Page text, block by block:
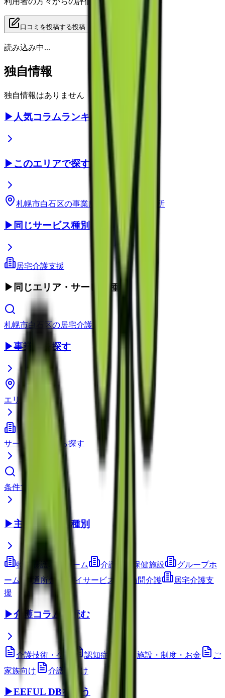
口コミを投稿する投稿
読み込み中...
独自情報
独自情報はありません
▶ 人気コラムランキング
▶このエリアで探す
札幌市白石区の事業所 の事業所
▶ 同じサービス種別
居宅介護支援
▶ 同じエリア・サービス種別
札幌市白石区の居宅介護支援
▶事業所を探す
エリアから探す
サービス種別から探す
条件で検索
▶主要サービス種別
特別養護老人ホーム 介護老人保健施設
グループホ
ーム
通所介護(デイサービス) 訪問介護
居宅介護支
援
▶介護コラムを読む
介護技術・ケア 認知症ケア 施設・制度・お金
ご
家族向け
介護職向け
▶EEFUL DBを使う